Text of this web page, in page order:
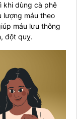
khi dùng cà phê
lượng máu theo
máu lưu thông
đột quỵ.